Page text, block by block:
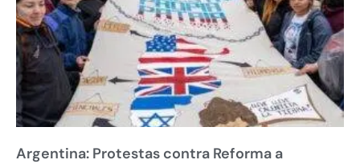
Argentina: Protestas contra Reforma a